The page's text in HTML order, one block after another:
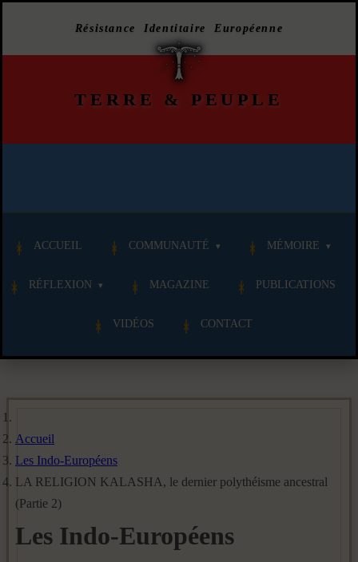
Résistance Identitaire Européenne
TERRE & PEUPLE
ACCUEIL COMMUNAUTÉ MÉMOIRE
RÉFLEXION MAGAZINE PUBLICATIONS
VIDÉOS CONTACT
Accueil
Les Indo-Européens
LA RELIGION KALASHA, le dernier polythéisme ancestral
(Partie 2)
Les Indo-Européens